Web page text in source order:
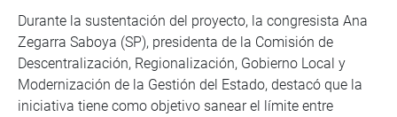
Durante la sustentación del proyecto, la congresista Ana
Zegarra Saboya (SP), presidenta de la Comisión de
Descentralización, Regionalización, Gobierno Local y
Modernización de la Gestión del Estado, destacó que la
iniciativa tiene como objetivo sanear el límite entre